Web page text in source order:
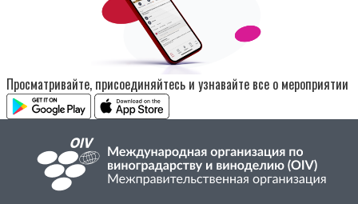
Просматривайте, присоединяйтесь и узнавайте все о мероприятии